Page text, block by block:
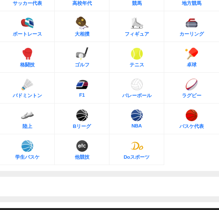
サッカー代表 高校年代 競馬 地方競馬
ボートレース 大相撲 フィギュア カーリング
格闘技 ゴルフ テニス 卓球
バドミントン F1 バレーボール ラグビー
陸上 Bリーグ NBA バスケ代表
学生バスケ 他競技 Doスポーツ